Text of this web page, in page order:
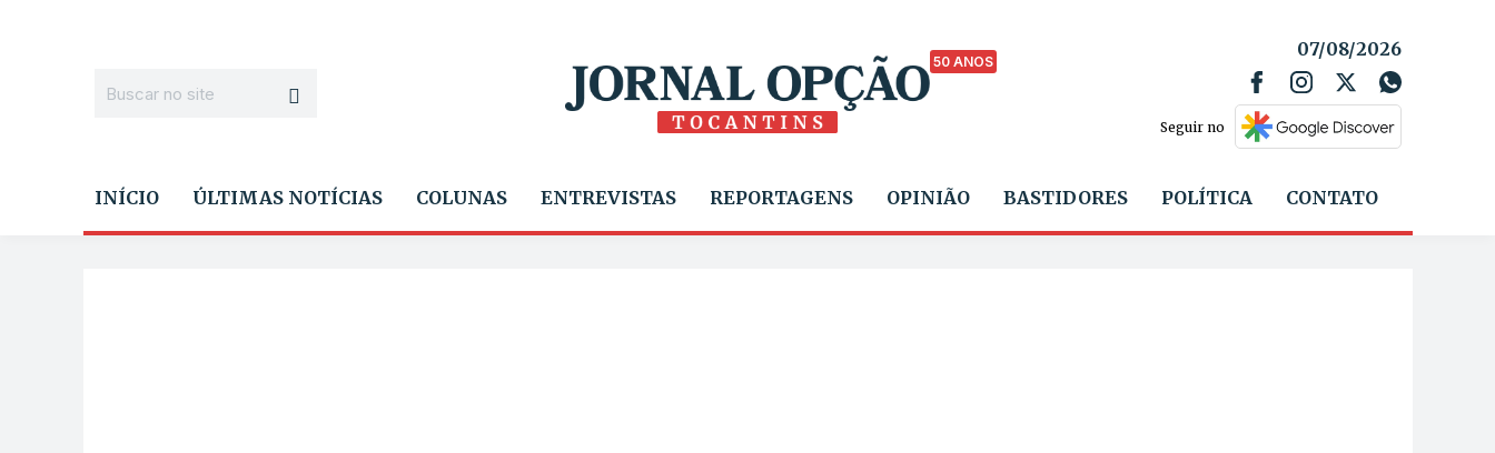
50 ANOS
07/08/2026
Seguir no
INÍCIO ÚLTIMAS NOTÍCIAS COLUNAS ENTREVISTAS REPORTAGENS OPINIÃO BASTIDORES POLÍTICA CONTATO